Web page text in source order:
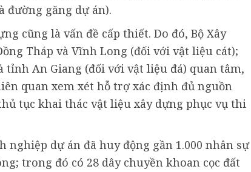
đường găng dự án).
cũng là vấn đề cấp thiết. Do đó, Bộ Xây
Tháp và Vĩnh Long (đối với vật liệu cát);
An Giang (đối với vật liệu đá) quan tâm,
quan xem xét hỗ trợ xác định đủ nguồn
tục khai thác vật liệu xây dựng phục vụ thi
dự án đã huy động gần 1.000 nhân sự
trong đó có 28 dây chuyền khoan cọc đất